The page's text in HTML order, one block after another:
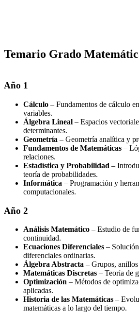
Temario Grado
Año 1
Cálculo – Fundamentos de cálculo
variables.
Álgebra Lineal – Espacios
determinantes.
Geometría – Geometría analítica y
Fundamentos de Matemáticas –
relaciones.
Estadística y Probabilidad –
teoría de probabilidades.
Informática – Programación y
computacionales.
Año 2
Análisis Matemático – Estudio de
continuidad.
Ecuaciones Diferenciales –
diferenciales ordinarias.
Álgebra Abstracta – Grupos,
Matemáticas Discretas – Teoría de
Optimización – Métodos de
aplicadas.
Historia de las Matemáticas –
matemáticas a lo largo del tiempo.